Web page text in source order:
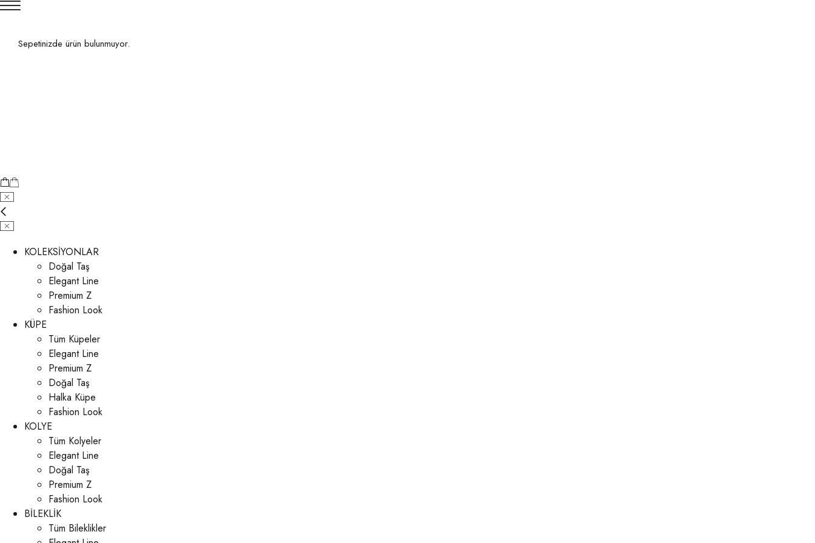
Sepetinizde ürün bulunmuyor.
KOLEKSİYONLAR
Doğal Taş
Elegant Line
Premium Z
Fashion Look
KÜPE
Tüm Küpeler
Elegant Line
Premium Z
Doğal Taş
Halka Küpe
Fashion Look
KOLYE
Tüm Kolyeler
Elegant Line
Doğal Taş
Premium Z
Fashion Look
BİLEKLİK
Tüm Bileklikler